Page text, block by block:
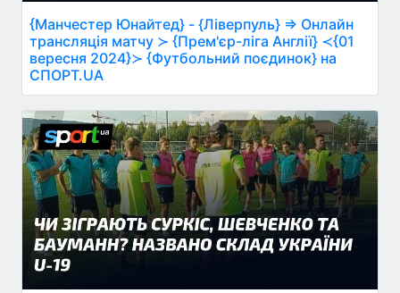
{Манчестер Юнайтед} - {Ліверпуль} ⇒ Онлайн
трансляція матчу ≻ {Прем'єр-ліга Англії} ≺{01
вересня 2024}≻ {Футбольний поєдинок} на
СПОРТ.UA